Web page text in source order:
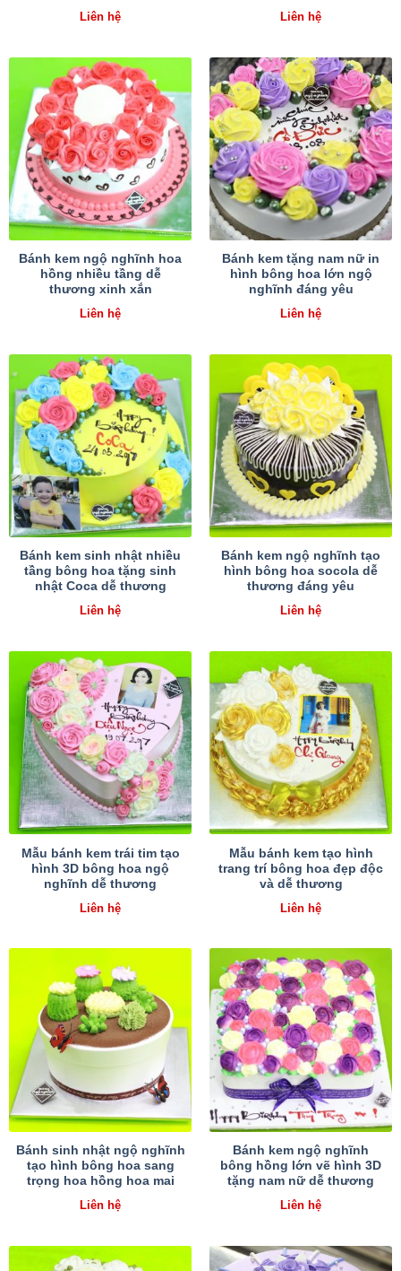
Liên hệ
Liên hệ
Bánh kem ngộ nghĩnh hoa
hồng nhiều tầng dễ
thương xinh xắn
Liên hệ
Bánh kem tặng nam nữ in
hình bông hoa lớn ngộ
nghĩnh đáng yêu
Liên hệ
Bánh kem sinh nhật nhiều
tầng bông hoa tặng sinh
nhật Coca dễ thương
Liên hệ
Bánh kem ngộ nghĩnh tạo
hình bông hoa socola dễ
thương đáng yêu
Liên hệ
Mẫu bánh kem trái tim tạo
hình 3D bông hoa ngộ
nghĩnh dễ thương
Liên hệ
Mẫu bánh kem tạo hình
trang trí bông hoa đẹp độc
và dễ thương
Liên hệ
Bánh sinh nhật ngộ nghĩnh
tạo hình bông hoa sang
trọng hoa hồng hoa mai
Liên hệ
Bánh kem ngộ nghĩnh
bông hồng lớn vẽ hình 3D
tặng nam nữ dễ thương
Liên hệ